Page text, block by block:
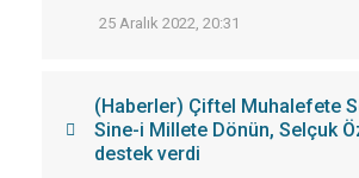
25 Aralık 2022, 20:31
(Haberler) Çiftel Muhalefete
Sine-i Millete Dönün, Selçuk
destek verdi